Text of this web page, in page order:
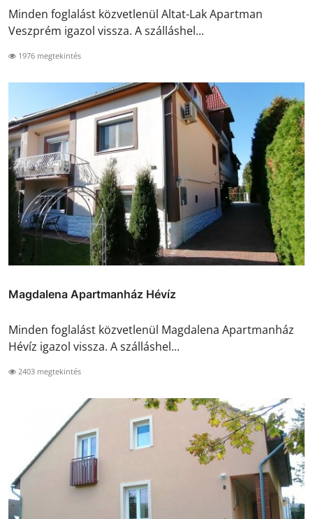
Minden foglalást közvetlenül Altat-Lak Apartman
Veszprém igazol vissza. A szálláshel...
1976 megtekintés
Magdalena Apartmanház Hévíz
Minden foglalást közvetlenül Magdalena Apartmanház
Hévíz igazol vissza. A szálláshel...
2403 megtekintés